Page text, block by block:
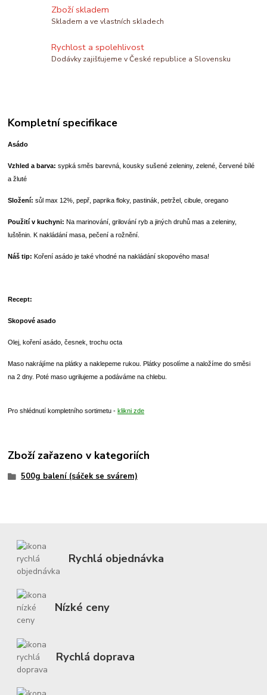
Zboží skladem
Skladem a ve vlastních skladech
Rychlost a spolehlivost
Dodávky zajišťujeme v České republice a Slovensku
Kompletní specifikace
Asádo
Vzhled a barva: sypká směs barevná, kousky sušené zeleniny, zelené, červené bílé
a žluté
Složení: sůl max 12%, pepř, paprika floky, pastinák, petržel, cibule, oregano
Použití v kuchyni: Na marinování, grilování ryb a jiných druhů mas a zeleniny,
luštěnin. K nakládání masa, pečení a rožnění.
Náš tip: Koření asádo je také vhodné na nakládání skopového masa!
Recept:
Skopové asado
Olej, koření asádo, česnek, trochu octa
Maso nakrájíme na plátky a naklepeme rukou. Plátky posolíme a naložíme do směsi
na 2 dny. Poté maso ugrilujeme a podáváme na chlebu.
Pro shlédnutí kompletního sortimetu - klikni zde
Zboží zařazeno v kategoriích
500g balení (sáček se svárem)
Rychlá objednávka
Nízké ceny
Rychlá doprava